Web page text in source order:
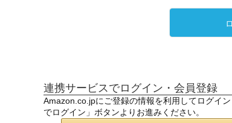
連携サービスでログイン・会員登録
Amazon.co.jpにご登録の情報を利用してログイ
でログイン」ボタンよりお進みください。